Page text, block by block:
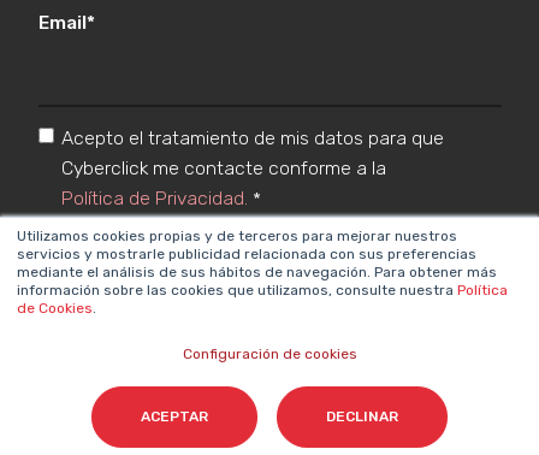
Utilizamos cookies propias y de terceros para mejorar nuestros
servicios y mostrarle publicidad relacionada con sus preferencias
mediante el análisis de sus hábitos de navegación. Para obtener más
información sobre las cookies que utilizamos, consulte nuestra Política
de Cookies.
Configuración de cookies
ACEPTAR DECLINAR
Email*
Acepto el tratamiento de mis datos para que
Cyberclick me contacte conforme a la
Política de Privacidad. *
Cyberclick @ 2026. Todos los derechos reservados